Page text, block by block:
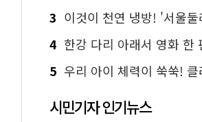
3 이것이 천연 냉방! '서울둘레길 9코스'로
4 한강 다리 아래서 영화 한 편! '다리밑
5 우리 아이 체력이 쑥쑥! 클라이밍 키즈카
시민기자 인기뉴스